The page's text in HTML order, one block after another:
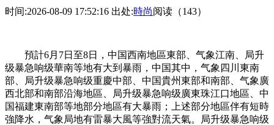
时间:2026-08-09 17:52:16 出处:時尚阅读（143）
預計6月7日至8日，中国西南地區東部、气象江南、局升
级暴急响级華南等地有大到暴雨，中国其中，气象四川東南
部、局升级暴急响级重慶中部、中国貴州東部和南部、气象廣
西北部和南部沿海地區、局升级暴急响级廣東珠江口地區、中
国福建東南部等地部分地區有大暴雨；上述部分地區伴有短時
強降水，气象局地有雷暴大風等強對流天氣。局升级暴急响级